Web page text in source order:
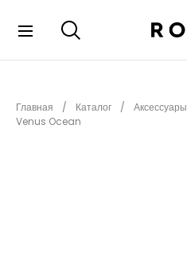
НОВИНКИ
Главная Каталог Аксессуары
Venus Ocean